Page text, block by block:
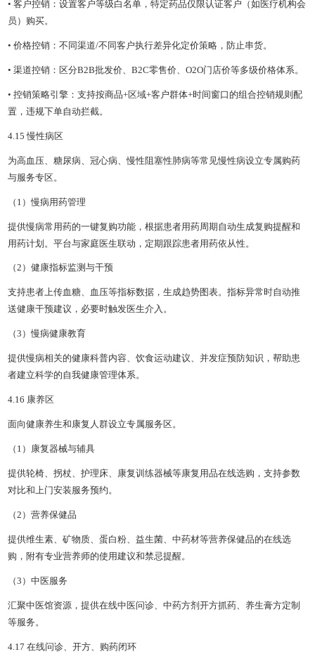
• 客户控销：设置客户等级白名单，特定药品仅限认证客户（如医疗机构会
员）购买。
• 价格控销：不同渠道/不同客户执行差异化定价策略，防止串货。
• 渠道控销：区分B2B批发价、B2C零售价、O2O门店价等多级价格体系。
• 控销策略引擎：支持按商品+区域+客户群体+时间窗口的组合控销规则配
置，违规下单自动拦截。
4.15 慢性病区
为高血压、糖尿病、冠心病、慢性阻塞性肺病等常见慢性病设立专属购药
与服务专区。
（1）慢病用药管理
提供慢病常用药的一键复购功能，根据患者用药周期自动生成复购提醒和
用药计划。平台与家庭医生联动，定期跟踪患者用药依从性。
（2）健康指标监测与干预
支持患者上传血糖、血压等指标数据，生成趋势图表。指标异常时自动推
送健康干预建议，必要时触发医生介入。
（3）慢病健康教育
提供慢病相关的健康科普内容、饮食运动建议、并发症预防知识，帮助患
者建立科学的自我健康管理体系。
4.16 康养区
面向健康养生和康复人群设立专属服务区。
（1）康复器械与辅具
提供轮椅、拐杖、护理床、康复训练器械等康复用品在线选购，支持参数
对比和上门安装服务预约。
（2）营养保健品
提供维生素、矿物质、蛋白粉、益生菌、中药材等营养保健品的在线选
购，附有专业营养师的使用建议和禁忌提醒。
（3）中医服务
汇聚中医馆资源，提供在线中医问诊、中药方剂开方抓药、养生膏方定制
等服务。
4.17 在线问诊、开方、购药闭环